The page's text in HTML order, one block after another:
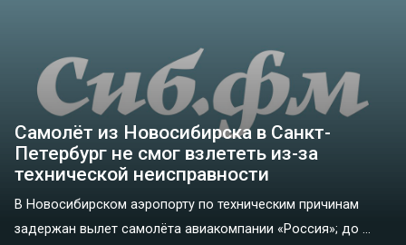
Самолёт из Новосибирска в Санкт-
Петербург не смог взлететь из-за
технической неисправности
В Новосибирском аэропорту по техническим причинам
задержан вылет самолёта авиакомпании «Россия»; до ...